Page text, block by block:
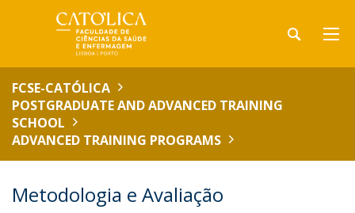
FCSE-CATÓLICA
POSTGRADUATE AND ADVANCED TRAINING
SCHOOL
ADVANCED TRAINING PROGRAMS
Metodologia e Avaliação